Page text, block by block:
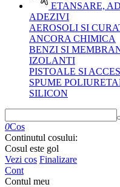
ETANSARE,
ADEZIVI
AEROSOLI SI
ANCORA CHIMICA
BENZI SI
IZOLANTI
PISTOALE SI
SPUME
SILICON
0Cos
Continutul cosului:
Cosul este gol
Vezi cos Finalizare
Cont
Contul meu